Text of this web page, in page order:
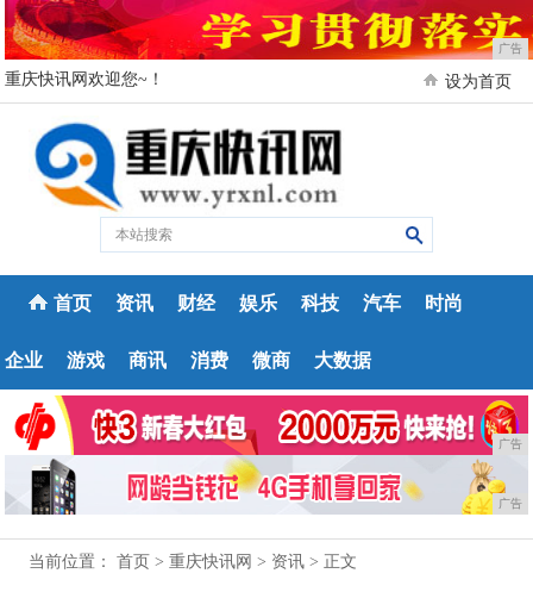
广告
重庆快讯网欢迎您~！ 设为首页
首页 资讯 财经 娱乐 科技 汽车 时尚
企业 游戏 商讯 消费 微商 大数据
广告
广告
当前位置：首页 >重庆快讯网 > 资讯 > 正文